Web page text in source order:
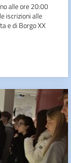
alle ore 20:00
iscrizioni alle
e di Borgo XX